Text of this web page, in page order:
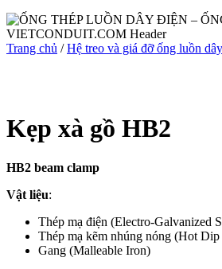
Trang chủ /Hệ treo và giá đỡ ống luồn
Kẹp xà gồ HB2
HB2 beam clamp
Vật liệu:
Thép mạ điện (Electro-Galvanized
Thép mạ kẽm nhúng nóng (Hot
Gang (Malleable Iron)